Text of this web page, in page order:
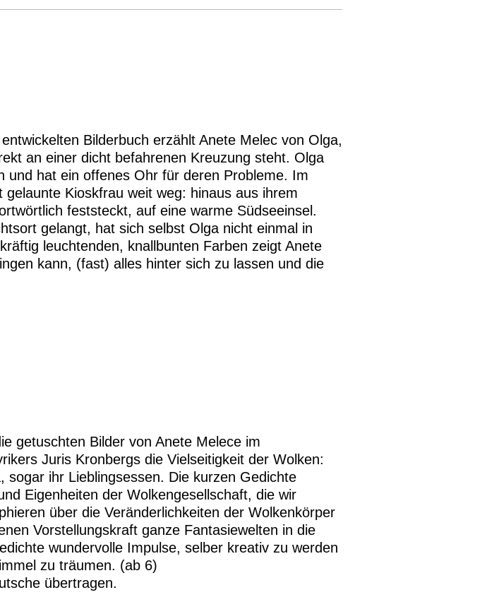
Bilderbuch erzählt Anete Melec von Olga,
an einer dicht befahrenen Kreuzung steht. Olga
und hat ein offenes Ohr für deren Probleme. Im
Kioskfrau weit weg: hinaus aus ihrem
feststeckt, auf eine warme Südseeinsel.
gelangt, hat sich selbst Olga nicht einmal in
leuchtenden, knallbunten Farben zeigt Anete
kann, (fast) alles hinter sich zu lassen und die
getuschten Bilder von Anete Melece im
Juris Kronbergs die Vielseitigkeit der Wolken:
ihr Lieblingsessen. Die kurzen Gedichte
Eigenheiten der Wolkengesellschaft, die wir
über die Veränderlichkeiten der Wolkenkörper
Vorstellungskraft ganze Fantasiewelten in die
wundervolle Impulse, selber kreativ zu werden
zu träumen. (ab 6)
übertragen.